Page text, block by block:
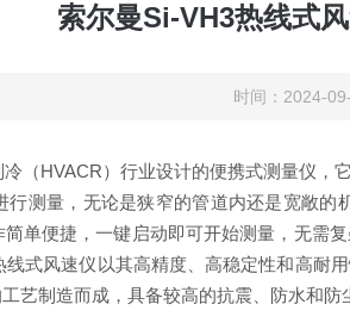
索尔曼Si-VH3热线式
时间：2024-
（HVACR）行业设计的便携式测量仪
测量，无论是狭窄的管道内还是宽敞
单便捷，一键启动即可开始测量，无需
式风速仪以其高精度、高稳定性和高
艺制造而成，具备较高的抗震、防水和防